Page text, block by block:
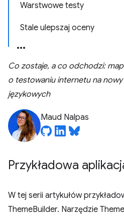
Warstwowe testy
Stale ulepszaj oceny
Co zostaje, a co odchodzi:
o testowaniu internetu na
językowych
Maud Nalpas
Przykładowa
W tej serii artykułów
ThemeBuilder. Narzędzie